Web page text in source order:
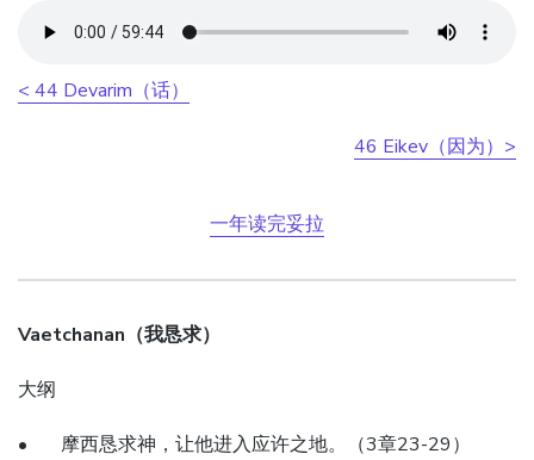
< 44 Devarim（话）
46 Eikev（因为）>
一年读完妥拉
Vaetchanan（我恳求）
大纲
• 摩西恳求神，让他进入应许之地。（3章23-29）